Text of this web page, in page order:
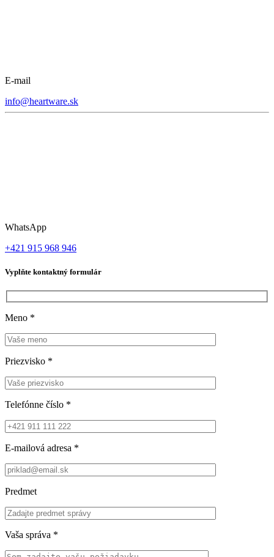
E-mail
info@heartware.sk
WhatsApp
+421 915 968 946
Vyplňte kontaktný formulár
Meno *
Priezvisko *
Telefónne číslo *
E-mailová adresa *
Predmet
Vaša správa *